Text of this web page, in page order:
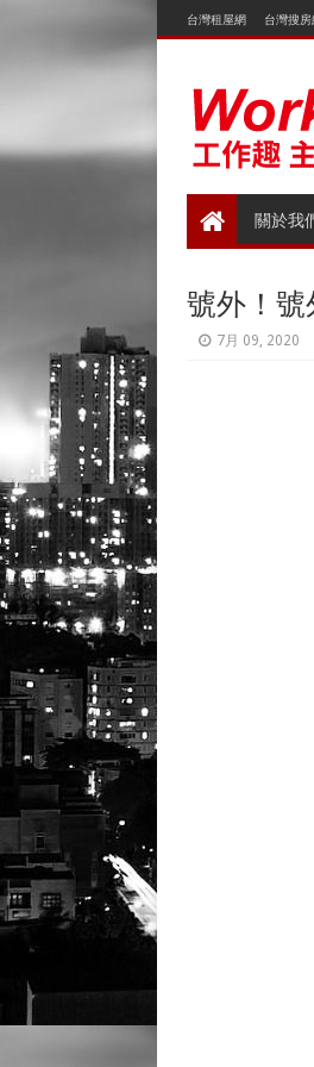
台灣租屋網 台灣搜
關於我
號外！
7月 09, 2020